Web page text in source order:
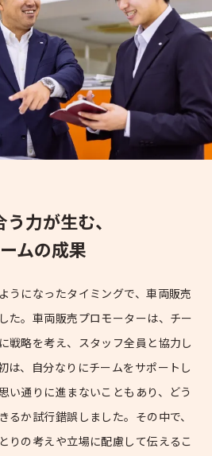
力が生む、
ムの成果
うになったタイミングで、車両販売
た。車両販売プロモーターは、チー
戦略を考え、スタッフ全員と協力し
は、自分なりにチームをサポートし
い通りに進まないこともあり、どう
るか試行錯誤しました。その中で、
りの考えや立場に配慮して伝えるこ